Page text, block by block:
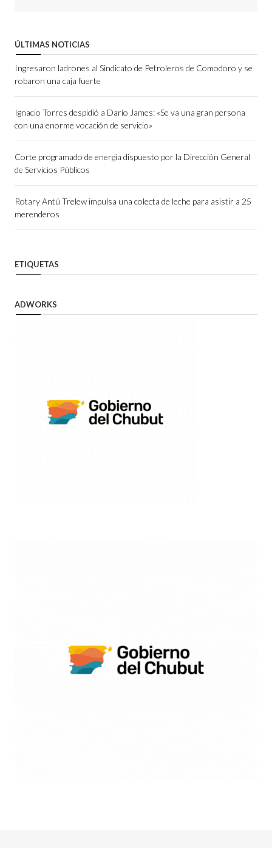
ÚLTIMAS NOTICIAS
Ingresaron ladrones al Sindicato de Petroleros de Comodoro y se
robaron una caja fuerte
Ignacio Torres despidió a Darío James: «Se va una gran persona
con una enorme vocación de servicio»
Corte programado de energía dispuesto por la Dirección General
de Servicios Públicos
Rotary Antú Trelew impulsa una colecta de leche para asistir a 25
merenderos
ETIQUETAS
ADWORKS